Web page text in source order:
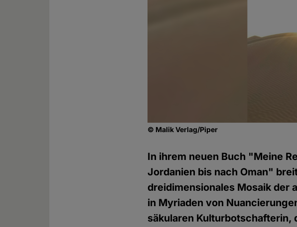
© Malik Verlag/Piper
In ihrem neuen Buch "Meine
Jordanien bis nach Oman"
dreidimensionales Mosaik der
in Myriaden von
säkularen Kulturbotschafterin,